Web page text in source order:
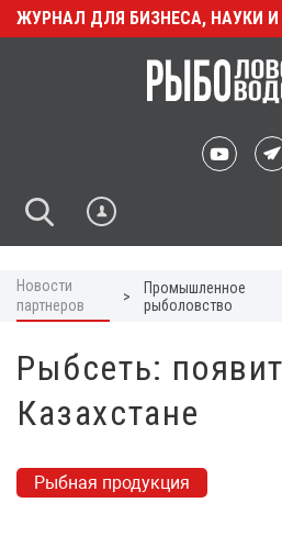
ЖУРНАЛ ДЛЯ БИЗНЕСА, НАУКИ И
Новости
партнеров
>
Промышленное
рыболовство
Рыбсеть:
Казахстане
Рыбная продукция